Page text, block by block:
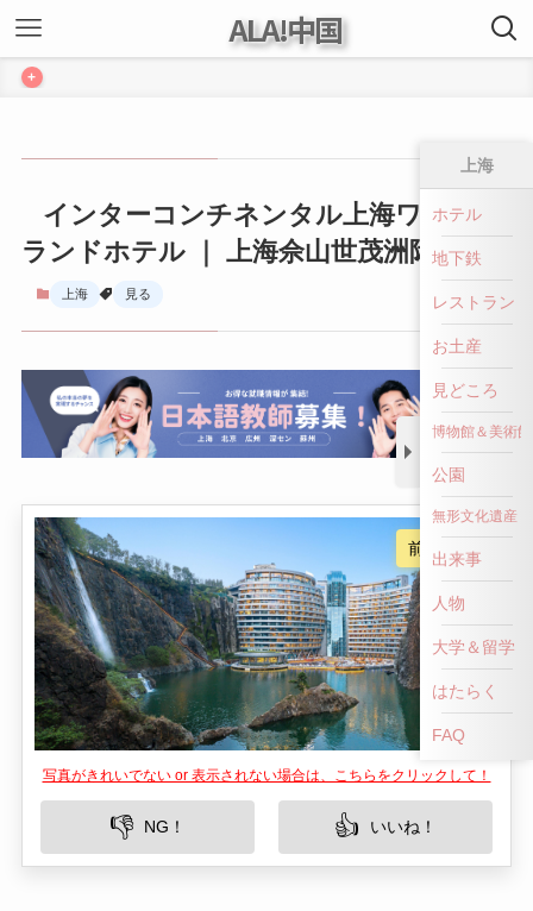
ALA!中国
+
インターコンチネンタル上海ワンダー
ランドホテル ｜ 上海佘山世茂洲际酒店
上海 見る
前へ戻る
写真がきれいでない or 表示されない場合は、こちらをクリックして！
👎 NG！ 👍 いいね！
上海
ホテル
地下鉄
レストラン
お土産
見どころ
博物館＆美術館
公園
無形文化遺産
出来事
人物
大学＆留学
はたらく
FAQ